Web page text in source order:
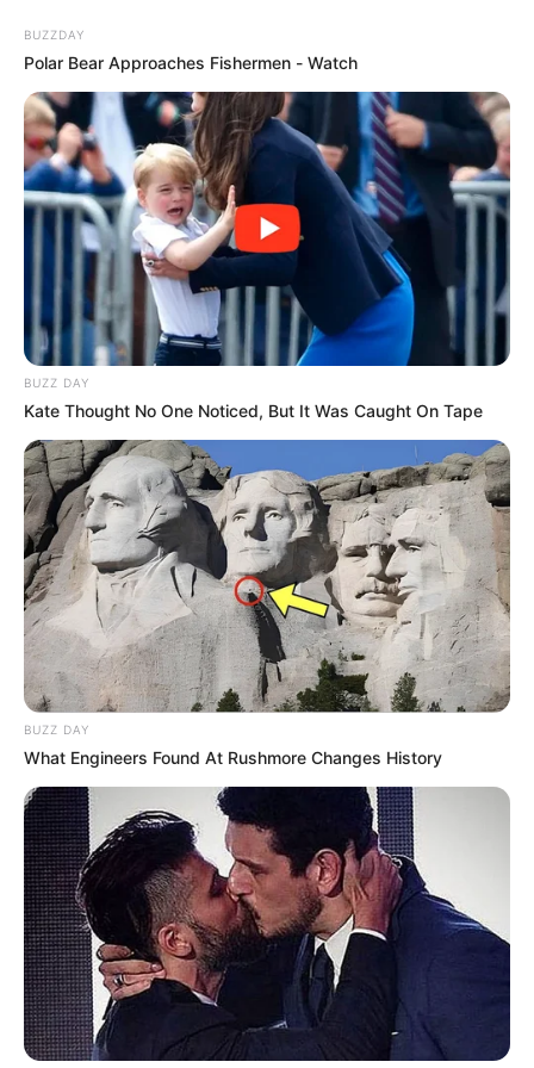
Contáctenos
Bienvenidos a Sabores México dedicado
a recetas y gustos mexicanos. Este
espacio está diseñado para compartir
la pasión por la rica y diversa
gastronomía mexicana , explorando
desde platillos tradicionales hasta
innovadoras fusiones culinarias. Si tienen
BUZZDAY
Polar Bear Approaches Fishermen - Watch
BUZZ DAY
Kate Thought No One Noticed, But It Was Caught On Tape
BUZZ DAY
What Engineers Found At Rushmore Changes History